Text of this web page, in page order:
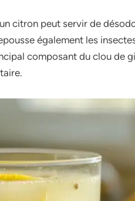
citron peut servir de
également les
composant du clou de